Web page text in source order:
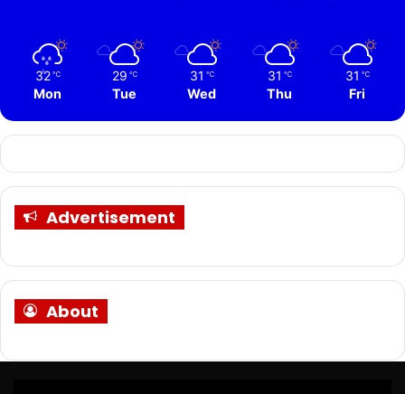
32 ℃
Mon
29 ℃
Tue
31 ℃
Wed
31 ℃
Thu
31 ℃
Fri
Advertisement
About